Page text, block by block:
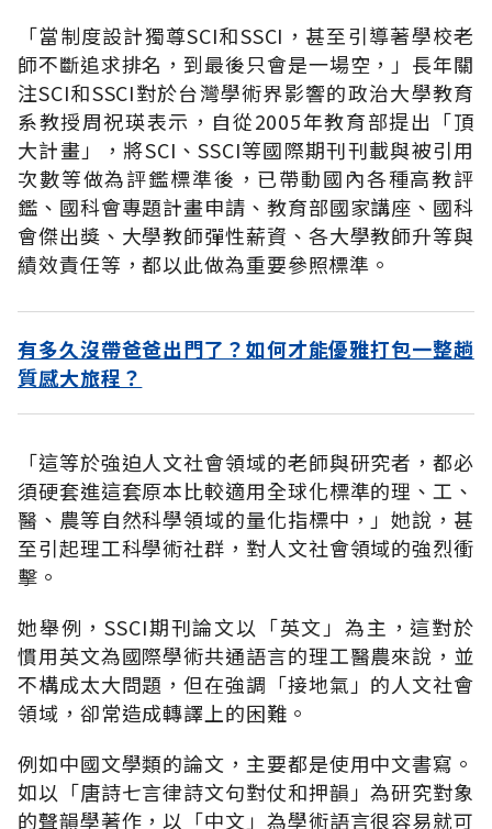
「當制度設計獨尊SCI和SSCI，甚至引導著學校老
師不斷追求排名，到最後只會是一場空，」長年關
注SCI和SSCI對於台灣學術界影響的政治大學教育
系教授周祝瑛表示，自從2005年教育部提出「頂
大計畫」，將SCI、SSCI等國際期刊刊載與被引用
次數等做為評鑑標準後，已帶動國內各種高教評
鑑、國科會專題計畫申請、教育部國家講座、國科
會傑出獎、大學教師彈性薪資、各大學教師升等與
績效責任等，都以此做為重要參照標準。
有多久沒帶爸爸出門了？如何才能優雅打包一整趟
質感大旅程？
「這等於強迫人文社會領域的老師與研究者，都必
須硬套進這套原本比較適用全球化標準的理、工、
醫、農等自然科學領域的量化指標中，」她說，甚
至引起理工科學術社群，對人文社會領域的強烈衝
擊。
她舉例，SSCI期刊論文以「英文」為主，這對於
慣用英文為國際學術共通語言的理工醫農來說，並
不構成太大問題，但在強調「接地氣」的人文社會
領域，卻常造成轉譯上的困難。
例如中國文學類的論文，主要都是使用中文書寫。
如以「唐詩七言律詩文句對仗和押韻」為研究對象
的聲韻學著作，以「中文」為學術語言很容易就可